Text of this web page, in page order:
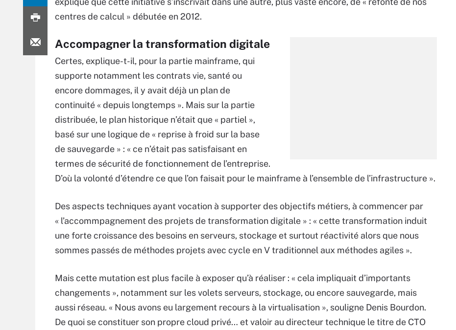
centres de calcul » débutée en 2012.
Accompagner la transformation digitale
Certes, explique-t-il, pour la partie mainframe, qui
supporte notamment les contrats vie, santé ou
encore dommages, il y avait déjà un plan de
continuité « depuis longtemps ». Mais sur la partie
distribuée, le plan historique n’était que « partiel »,
basé sur une logique de « reprise à froid sur la base
de sauvegarde » : « ce n’était pas satisfaisant en
termes de sécurité de fonctionnement de l’entreprise.
D’où la volonté d’étendre ce que l’on faisait pour le mainframe à l’ensemble de l’infrastructure ».
Des aspects techniques ayant vocation à supporter des objectifs métiers, à commencer par
« l’accommpagnement des projets de transformation digitale » : « cette transformation induit
une forte croissance des besoins en serveurs, stockage et surtout réactivité alors que nous
sommes passés de méthodes projets avec cycle en V traditionnel aux méthodes agiles ».
Mais cette mutation est plus facile à exposer qu’à réaliser : « cela impliquait d’importants
changements », notamment sur les volets serveurs, stockage, ou encore sauvegarde, mais
aussi réseau. « Nous avons eu largement recours à la virtualisation », souligne Denis Bourdon.
De quoi se constituer son propre cloud privé… et valoir au directeur technique le titre de CTO